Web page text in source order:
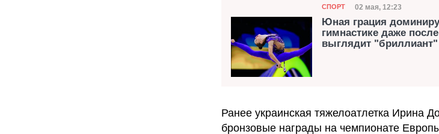
Категория
СПОРТ Дата публикации
02 мая, 12:23
Юная грация
гимнастике даже
выглядит
Ранее украинская тяжелоатлетка Ирина
бронзовые награды на чемпионате